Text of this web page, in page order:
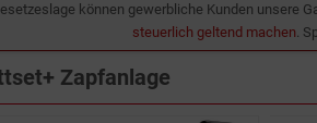
können gewerbliche Kunden unsere
steuerlich geltend machen.
Zapfanlage